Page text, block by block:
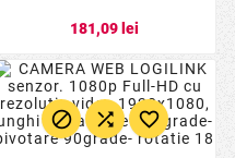
negru- PK-930HA
181,09 lei
  